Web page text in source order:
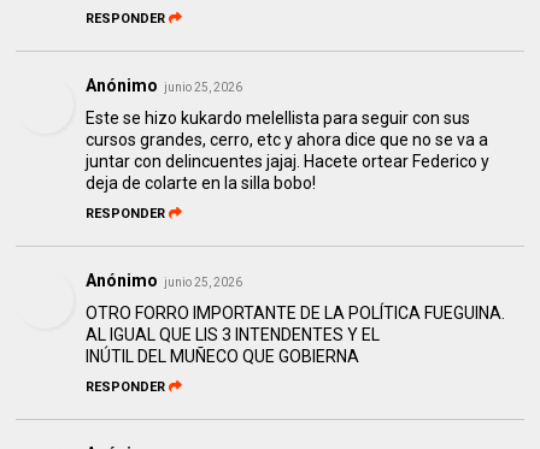
RESPONDER
Anónimo junio 25, 2026
Este se hizo kukardo melellista para seguir con sus
cursos grandes, cerro, etc y ahora dice que no se va a
juntar con delincuentes jajaj. Hacete ortear Federico y
deja de colarte en la silla bobo!
RESPONDER
Anónimo junio 25, 2026
OTRO FORRO IMPORTANTE DE LA POLÍTICA FUEGUINA.
AL IGUAL QUE LIS 3 INTENDENTES Y EL
INÚTIL DEL MUÑECO QUE GOBIERNA
RESPONDER